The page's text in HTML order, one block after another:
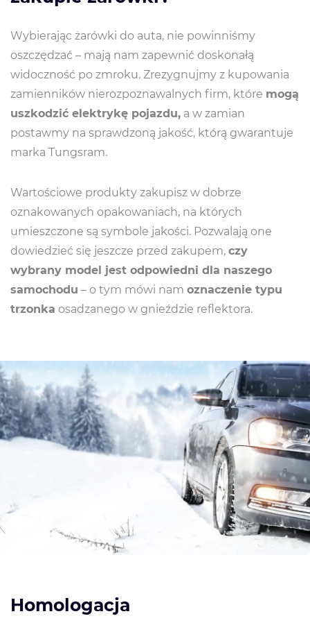
Wybierając żarówki do auta, nie powinniśmy
oszczędzać – mają nam zapewnić doskonałą
widoczność po zmroku. Zrezygnujmy z kupowania
zamienników nierozpoznawalnych firm, które mogą
uszkodzić elektrykę pojazdu, a w zamian
postawmy na sprawdzoną jakość, którą gwarantuje
marka Tungsram.
Wartościowe produkty zakupisz w dobrze
oznakowanych opakowaniach, na których
umieszczone są symbole jakości. Pozwalają one
dowiedzieć się jeszcze przed zakupem, czy
wybrany model jest odpowiedni dla naszego
samochodu – o tym mówi nam oznaczenie typu
trzonka osadzanego w gnieździe reflektora.
Homologacja